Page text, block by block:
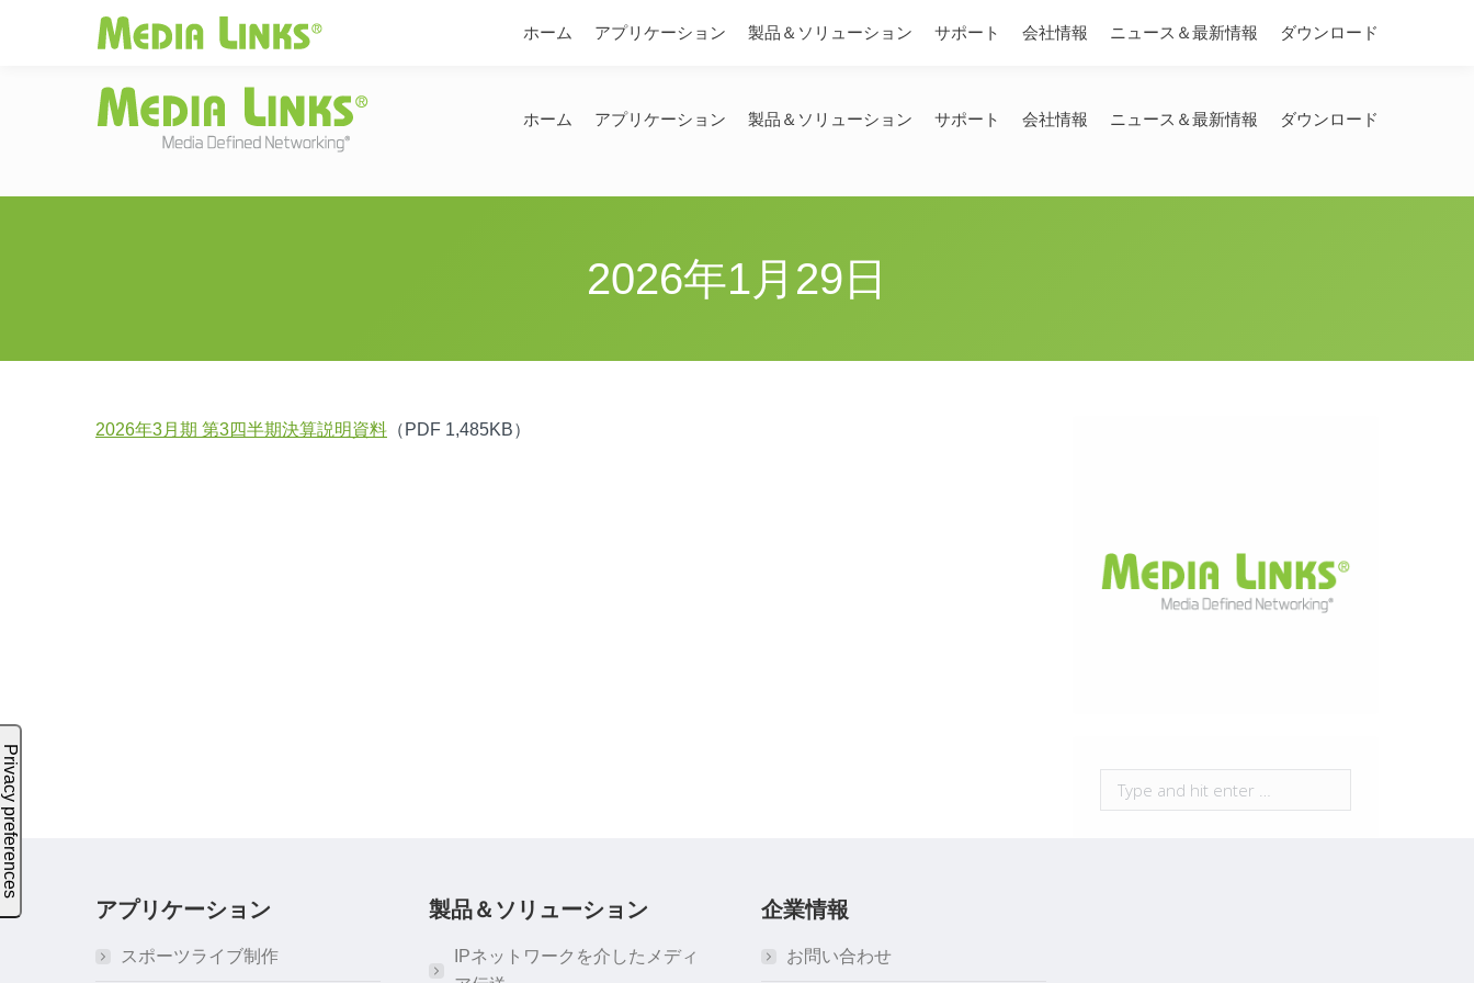
Media LinksJAPAN | Change
ホーム アプリケーション 製品＆ソリューション サポート 会社情報 ニュース＆最新情報 ダウンロード
2026年1月29日
2026年3月期 第3四半期決算説明資料 （PDF 1,485KB）
Search:
アプリケーション
スポーツライブ制作
製品＆ソリューション
IPネットワークを介したメディ
企業情報
お問い合わせ
ホーム アプリケーション 製品＆ソリューション サポート 会社情報 ニュース＆最新情報 ダウンロード